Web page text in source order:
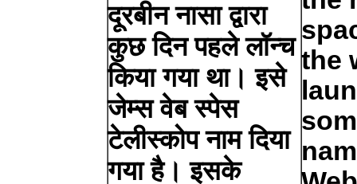
दूरबीन नासा द्वारा
कुछ दिन पहले लॉन्च
किया गया था। इसे
जेम्स वेब स्पेस
टेलीस्कोप नाम दिया
गया है। इसके
the